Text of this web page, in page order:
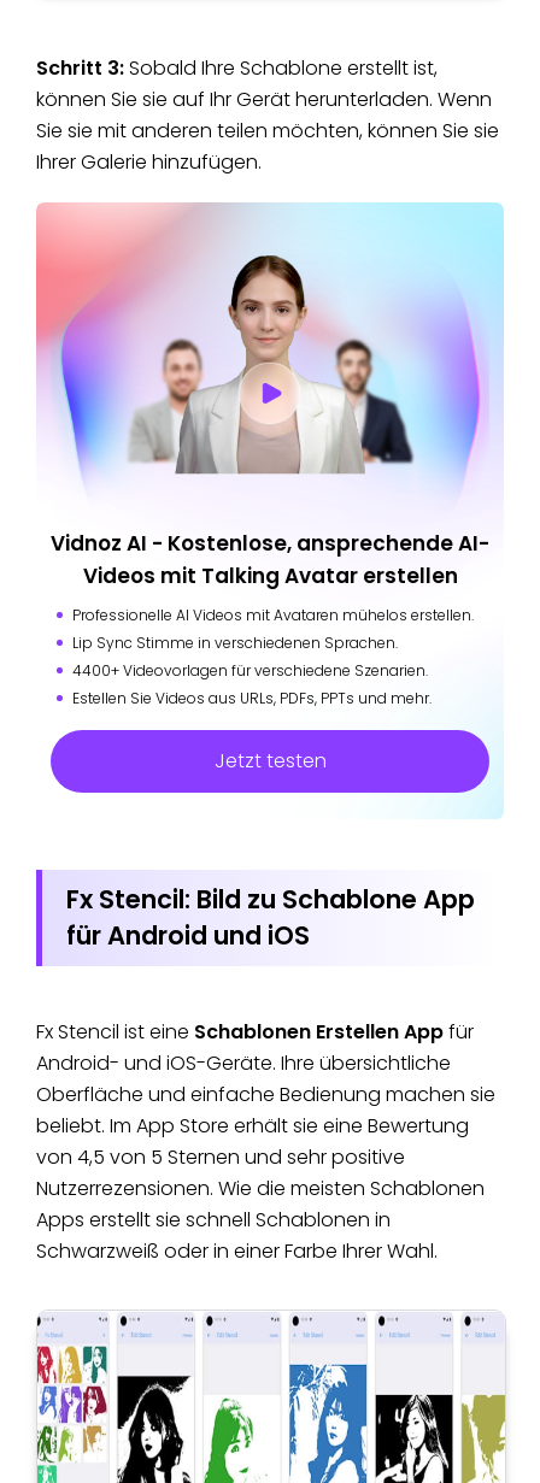
Schritt 3:Sobald Ihre Schablone erstellt ist,
können Sie sie auf Ihr Gerät herunterladen. Wenn
Sie sie mit anderen teilen möchten, können Sie sie
Ihrer Galerie hinzufügen.
Vidnoz AI - Kostenlose, ansprechende AI-
Videos mit Talking Avatar erstellen
Professionelle AI Videos mit Avataren mühelos erstellen.
Lip Sync Stimme in verschiedenen Sprachen.
4400+ Videovorlagen für verschiedene Szenarien.
Estellen Sie Videos aus URLs, PDFs, PPTs und mehr.
Jetzt testen
Fx Stencil: Bild zu Schablone App
für Android und iOS
Fx Stencil ist eine Schablonen Erstellen Appfür
Android- und iOS-Geräte. Ihre übersichtliche
Oberfläche und einfache Bedienung machen sie
beliebt. Im App Store erhält sie eine Bewertung
von 4,5 von 5 Sternen und sehr positive
Nutzerrezensionen. Wie die meisten Schablonen
Apps erstellt sie schnell Schablonen in
Schwarzweiß oder in einer Farbe Ihrer Wahl.